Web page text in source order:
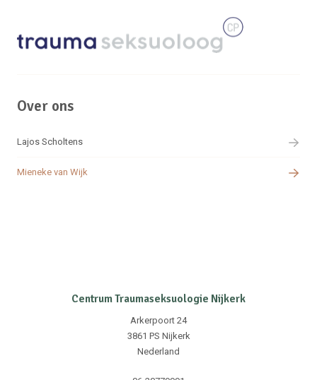
Over ons
Lajos Scholtens
Mieneke van Wijk
Centrum Traumaseksuologie Nijkerk
Arkerpoort 24
3861 PS Nijkerk
Nederland